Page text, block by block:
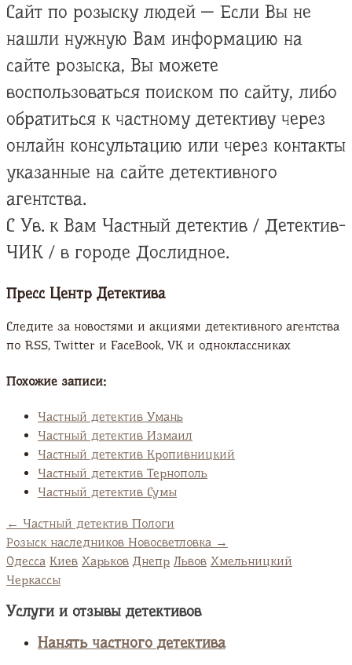
Сайт по розыску людей — Если Вы не
нашли нужную Вам информацию на
сайте розыска, Вы можете
воспользоваться поиском по сайту, либо
обратиться к частному детективу через
онлайн консультацию или через контакты
указанные на сайте детективного
агентства.
С Ув. к Вам Частный детектив / Детектив-
ЧИК / в городе Дослидное.
Пресс Центр Детектива
Следите за новостями и акциями детективного агентства
по RSS, Twitter и FaсeBook, VK и одноклассниках
Похожие записи:
Частный детектив Умань
Частный детектив Измаил
Частный детектив Кропивницкий
Частный детектив Тернополь
Частный детектив Сумы
← Частный детектив Пологи
Розыск наследников Новосветловка →
Одесса Киев Харьков Днепр Львов Хмельницкий
Черкассы
Услуги и отзывы детективов
Нанять частного детектива